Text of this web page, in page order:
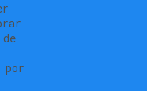
por